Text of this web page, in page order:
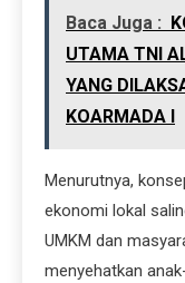
Baca Juga :
UTAMA TNI
YANG
KOARMADA I
Menurutnya,
ekonomi lokal
UMKM dan
menyehatkan